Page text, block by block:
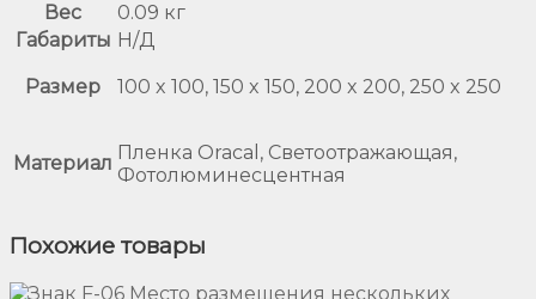
Вес
0.09 кг
Габариты Н/Д
Размер 100 x 100, 150 x 150, 200 x 200, 250 x 250
Материал Пленка Oracal, Светоотражающая,
Фотолюминесцентная
Похожие товары